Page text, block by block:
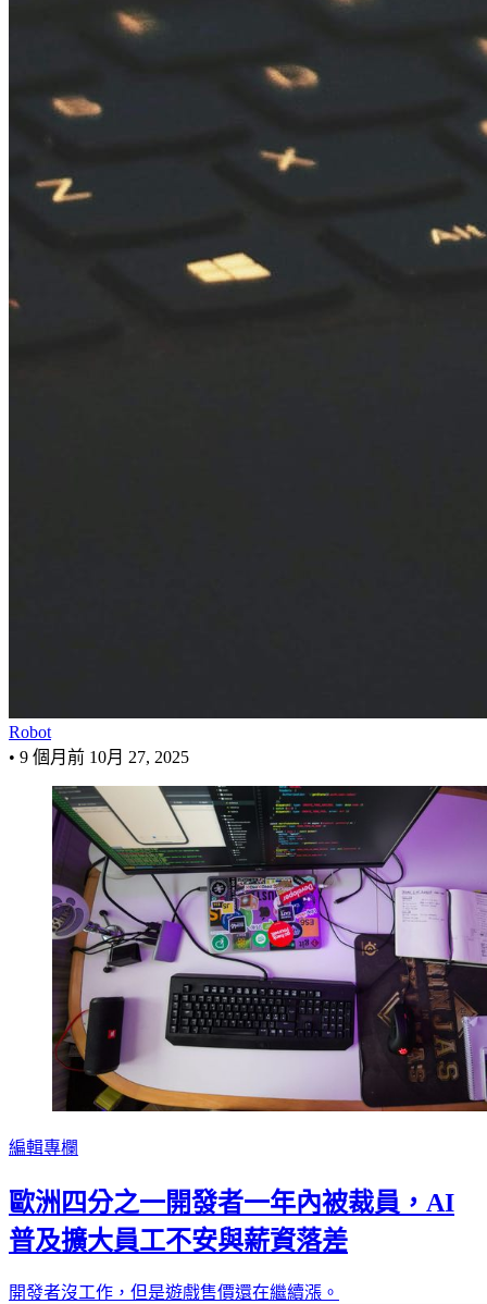
Robot
• 9 個月前 10月 27, 2025
編輯專欄
歐洲四分之一開發者一年內被裁員，AI
普及擴大員工不安與薪資落差
開發者沒工作，但是遊戲售價還在繼續漲。